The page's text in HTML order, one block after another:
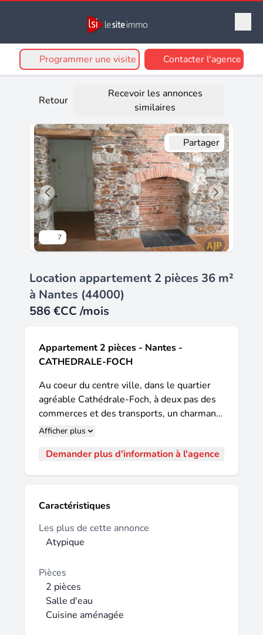
Programmer une visite Contacter l'agence
Retour
Recevoir les annonces
similaires
7
Partager
Location appartement 2 pièces 36 m²
à Nantes (44000)
586 €CC /mois
Appartement 2 pièces - Nantes -
CATHEDRALE-FOCH
Au coeur du centre ville, dans le quartier
agréable Cathédrale-Foch, à deux pas des
commerces et des transports, un charmant
appartement atypique avec pierre
logement se compose d'une entrée, d'une
réfrigérateur, micro-onde), une chambre
ouverte sur une salle d'eau, un WC séparé.
Au 3ème étage, un grenier complète ce
bien (Logement soumis à une Garantie
Loyer : 546.31  + 40  de charges (Eau froide
et entretien des parties communes), soit
586.31  charges comprises. Dépôt de
garantie : 546.31  Honoraires d'agence :
Afficher plus
Demander plus d'information à l'agence
Caractéristiques
Les plus de cette annonce
Atypique
Pièces
2 pièces
Salle d'eau
Cuisine aménagée